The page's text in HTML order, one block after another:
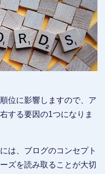
位に影響しますので、ア
する要因の1つになりま
は、ブログのコンセプト
ズを読み取ることが大切